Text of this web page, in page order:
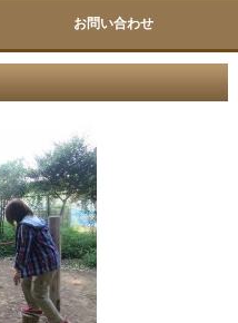
お問い合わせ